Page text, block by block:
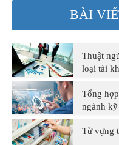
BÀI
Thuật
loại tài
Tổng
ngành
Từ vựng